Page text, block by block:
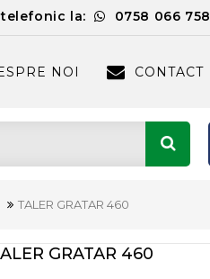
la: 0758 066 758
NOI CONTACT
TALER GRATAR 460
GRATAR 460